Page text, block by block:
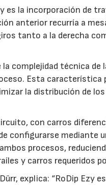
es la incorporación de
anterior recurría a
tanto a la derecha
complejidad técnica
Esta característica
la distribución de
con carros
configurarse mediante
procesos,
y carros requeridos
explica: “RoDip Ezy